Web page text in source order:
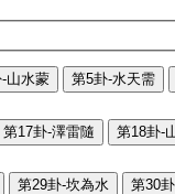
山水蒙 第5卦-水天需
第17卦-澤雷隨 第18卦-
第29卦-坎為水 第30